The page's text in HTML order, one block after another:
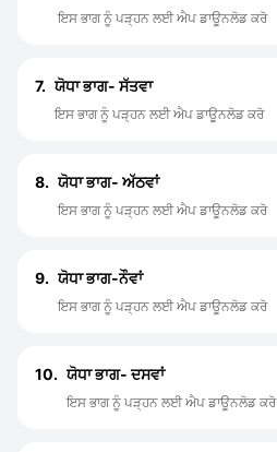
ਇਸ ਭਾਗ ਨੂੰ ਪੜ੍ਹਨ ਲਈ ਐਪ ਡਾਊਨਲੋਡ ਕਰੋ
7. ਯੋਧਾ ਭਾਗ- ਸੱਤਵਾ
ਇਸ ਭਾਗ ਨੂੰ ਪੜ੍ਹਨ ਲਈ ਐਪ ਡਾਊਨਲੋਡ ਕਰੋ
8. ਯੋਧਾ ਭਾਗ- ਅੱਠਵਾਂ
ਇਸ ਭਾਗ ਨੂੰ ਪੜ੍ਹਨ ਲਈ ਐਪ ਡਾਊਨਲੋਡ ਕਰੋ
9. ਯੋਧਾ ਭਾਗ-ਨੌਵਾਂ
ਇਸ ਭਾਗ ਨੂੰ ਪੜ੍ਹਨ ਲਈ ਐਪ ਡਾਊਨਲੋਡ ਕਰੋ
10. ਯੋਧਾ ਭਾਗ- ਦਸਵਾਂ
ਇਸ ਭਾਗ ਨੂੰ ਪੜ੍ਹਨ ਲਈ ਐਪ ਡਾਊਨਲੋਡ ਕਰੋ